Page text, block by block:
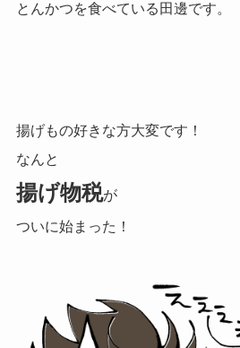
とんかつを食べている田邊です。
揚げもの好きな方大変です！
なんと
揚げ物税が
ついに始まった！